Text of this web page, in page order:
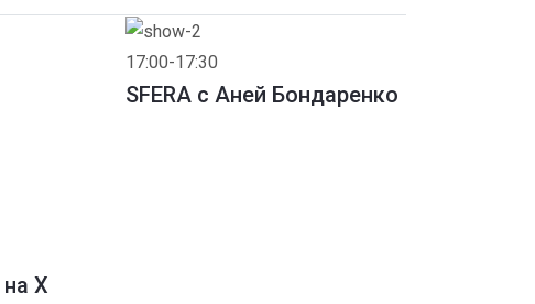
17:00-17:30
SFERA с Аней Бондаренко
X